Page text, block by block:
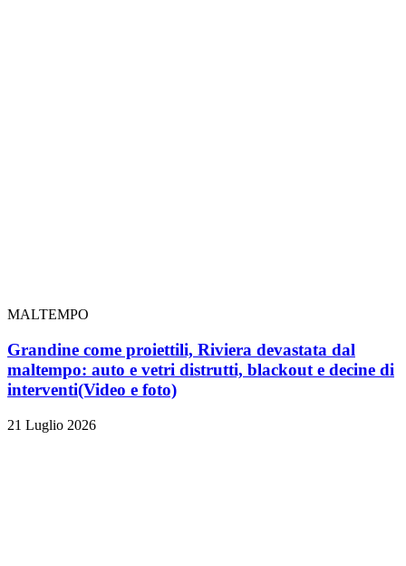
MALTEMPO
Grandine come proiettili, Riviera devastata dal
maltempo: auto e vetri distrutti, blackout e decine di
interventi(Video e foto)
21 Luglio 2026